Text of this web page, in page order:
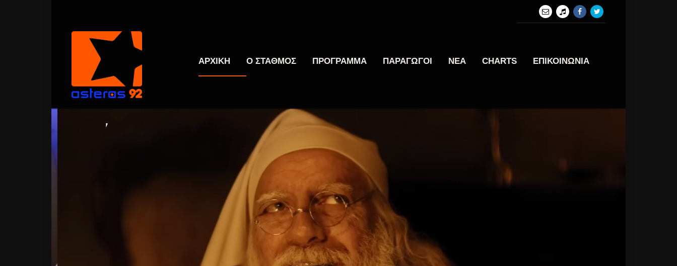
ΑΡΧΙΚΗ Ο ΣΤΑΘΜΟΣ ΠΡΟΓΡΑΜΜΑ ΠΑΡΑΓΩΓΟΙ ΝΕΑ CHARTS ΕΠΙΚΟΙΝΩΝΙΑ